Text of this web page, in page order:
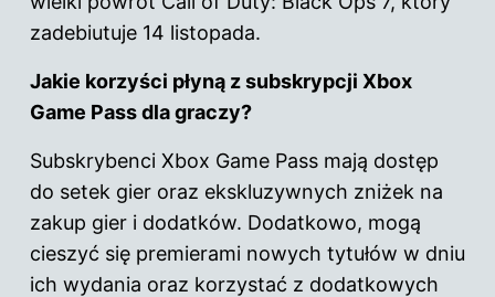
zadebiutuje 14 listopada.
Jakie korzyści płyną z subskrypcji Xbox
Game Pass dla graczy?
Subskrybenci Xbox Game Pass mają dostęp
do setek gier oraz ekskluzywnych zniżek na
zakup gier i dodatków. Dodatkowo, mogą
cieszyć się premierami nowych tytułów w dniu
ich wydania oraz korzystać z dodatkowych